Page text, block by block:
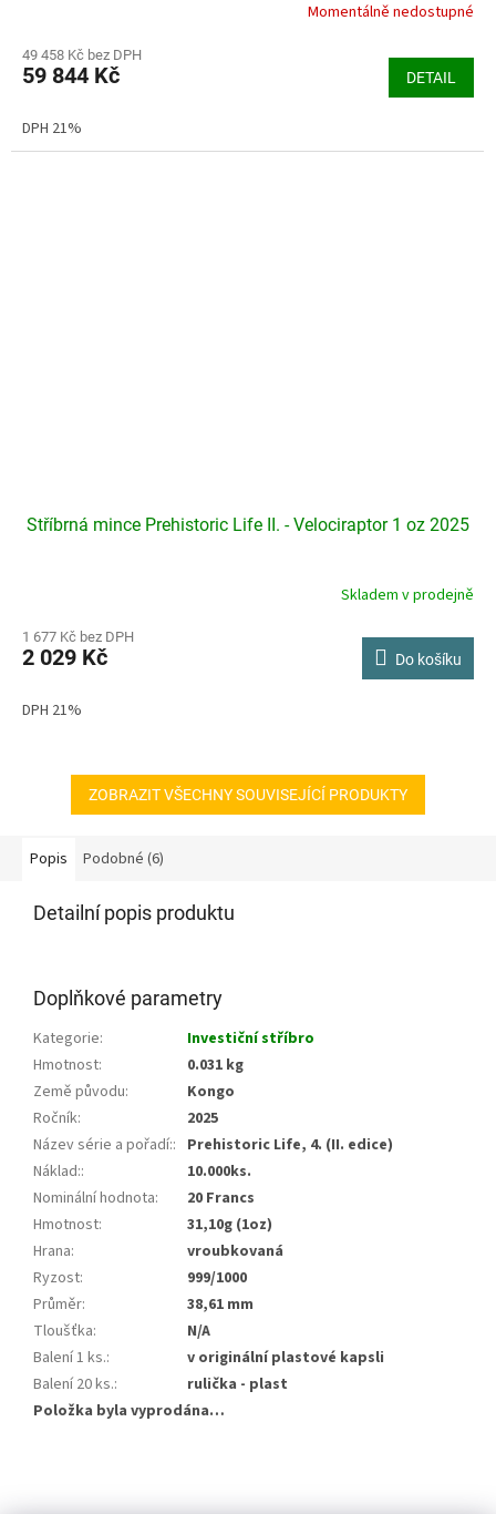
produktu
je
z
Momentálně nedostupné
49 458 Kč bez DPH
59 844 Kč DETAIL
DPH 21%
Stříbrná mince Prehistoric Life II. - Velociraptor 1 oz 2025
produktu
je
z
Skladem v prodejně
1 677 Kč bez DPH
2 029 Kč Do košíku
DPH 21%
ZOBRAZIT VŠECHNY SOUVISEJÍCÍ PRODUKTY
Popis Podobné (6)
Detailní popis produktu
Doplňkové parametry
Kategorie:
Investiční stříbro
Hmotnost:
0.031 kg
Země původu:
Kongo
Ročník:
2025
Název série a pořadí:: Prehistoric Life, 4. (II. edice)
Náklad::
10.000ks.
Nominální hodnota:
20 Francs
Hmotnost:
31,10g (1oz)
Hrana:
vroubkovaná
Ryzost:
999/1000
Průměr:
38,61 mm
Tloušťka:
N/A
Balení 1 ks.:
v originální plastové kapsli
Balení 20 ks.:
rulička - plast
Položka byla vyprodána…